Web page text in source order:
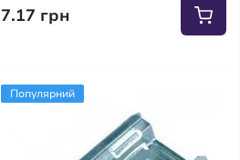
7.17 грн
Популярний